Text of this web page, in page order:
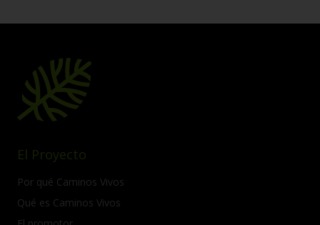
El Proyecto
Por qué Caminos Vivos
Qué es Caminos Vivos